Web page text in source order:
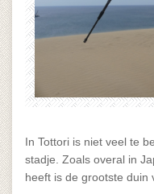
In Tottori is niet veel te
stadje. Zoals overal in
heeft is de grootste duin